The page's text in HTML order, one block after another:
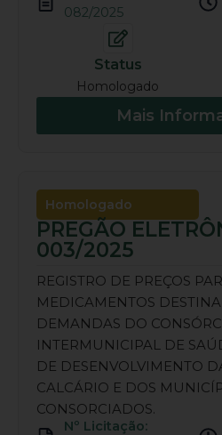
082/2025
Status
Homologado
Mais
Homologado
PREGÃO
003/2025
REGISTRO DE PREÇOS
MEDICAMENTOS
DEMANDAS DO
INTERMUNICIPAL DE
DE DESENVOLVIMENTO
CALCÁRIO E DOS
CONSORCIADOS.
Nº Licitação: